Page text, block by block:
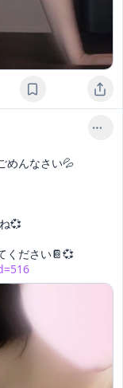
めんなさい💦